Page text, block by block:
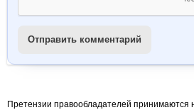
Отправить комментарий
Претензии правообладателей принимаются